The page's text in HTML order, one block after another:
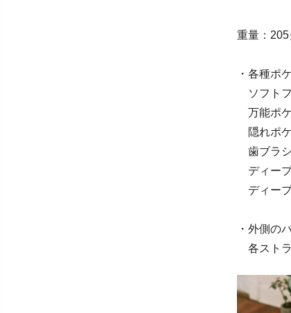
重量：205
・各種ポ
ソフト
万能ポ
隠れポ
歯ブラ
ディー
ディー
・外側の
各スト